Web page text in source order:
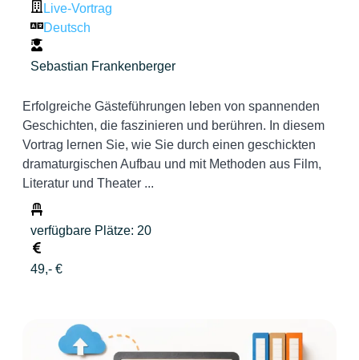
Live-Vortrag
Deutsch
Sebastian Frankenberger
Erfolgreiche Gästeführungen leben von spannenden
Geschichten, die faszinieren und berühren. In diesem
Vortrag lernen Sie, wie Sie durch einen geschickten
dramaturgischen Aufbau und mit Methoden aus Film,
Literatur und Theater ...
verfügbare Plätze: 20
49,- €